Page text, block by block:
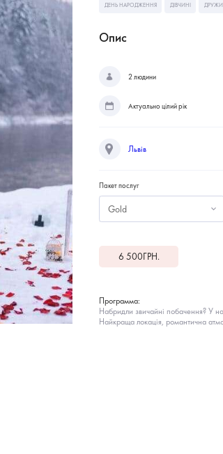
ДЕНЬ НАРОДЖЕННЯ ДІВЧИНІ
Опис
2 людини
Актуально цілий рік
Львів
Пакет послуг
Gold
6 500ГРН.
Программа:
Набридли звичайні побачення? У
Найкраща локація, романтична